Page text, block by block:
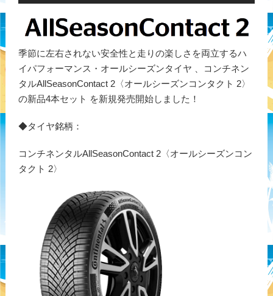
季節に左右されない安全性と走りの楽しさを両立するハ
イパフォーマンス・オールシーズンタイヤ 、コンチネン
タルAllSeasonContact 2〈オールシーズンコンタクト 2〉
の新品4本セット を新規発売開始しました！
◆タイヤ銘柄：
コンチネンタルAllSeasonContact 2〈オールシーズンコン
タクト 2〉